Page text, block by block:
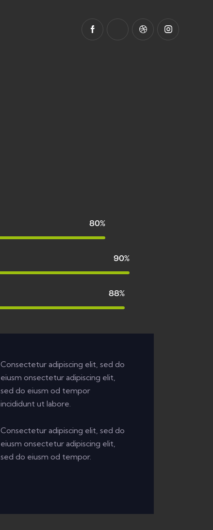
80%
90%
88%
Consectetur adipiscing elit, sed do
eiusm onsectetur adipiscing elit,
sed do eiusm od tempor
incididunt ut labore.
Consectetur adipiscing elit, sed do
eiusm onsectetur adipiscing elit,
sed do eiusm od tempor.